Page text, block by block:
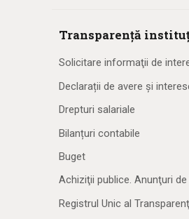
Transparență
Solicitare informaţii de
Declarații de avere și
Drepturi salariale
Bilanțuri contabile
Buget
Achiziţii publice. Anunţuri
Registrul Unic al